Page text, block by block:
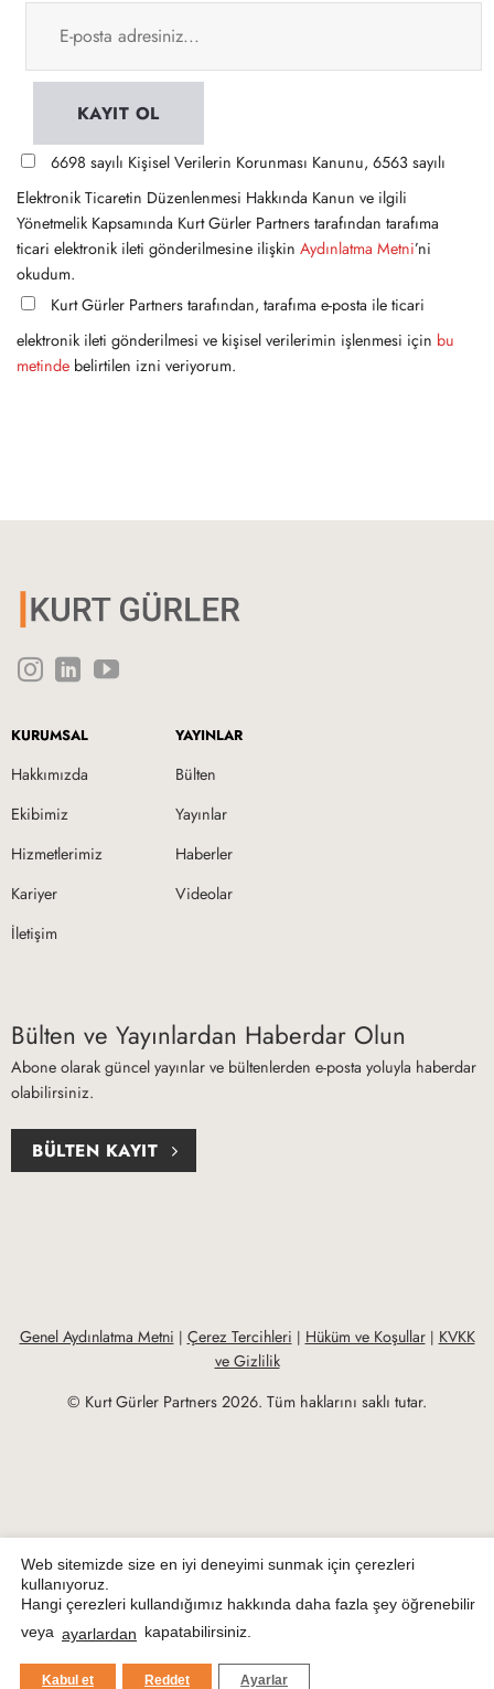
6698 sayılı Kişisel Verilerin Korunması Kanunu, 6563 sayılı
Elektronik Ticaretin Düzenlenmesi Hakkında Kanun ve ilgili
Yönetmelik Kapsamında Kurt Gürler Partners tarafından tarafıma
ticari elektronik ileti gönderilmesine ilişkin Aydınlatma Metni’ni
okudum.
Kurt Gürler Partners tarafından, tarafıma e-posta ile ticari
elektronik ileti gönderilmesi ve kişisel verilerimin işlenmesi için bu
metinde belirtilen izni veriyorum.
KURUMSAL
Hakkımızda
Ekibimiz
Hizmetlerimiz
Kariyer
İletişim
YAYINLAR
Bülten
Yayınlar
Haberler
Videolar
Bülten ve Yayınlardan Haberdar Olun
Abone olarak güncel yayınlar ve bültenlerden e-posta yoluyla haberdar
olabilirsiniz.
BÜLTEN KAYIT
Genel Aydınlatma Metni | Çerez Tercihleri | Hüküm ve Koşullar| KVKK
ve Gizlilik
© Kurt Gürler Partners 2026. Tüm haklarını saklı tutar.
Web sitemizde size en iyi deneyimi sunmak için çerezleri
kullanıyoruz.
Hangi çerezleri kullandığımız hakkında daha fazla şey öğrenebilir
veya ayarlardan kapatabilirsiniz.
Kabul et Reddet Ayarlar